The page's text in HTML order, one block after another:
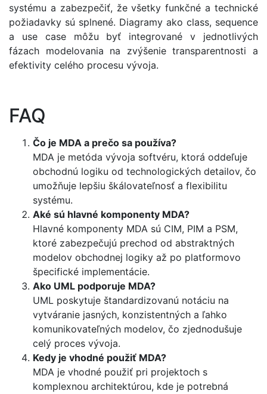
systému a zabezpečiť, že všetky funkčné a technické
požiadavky sú splnené. Diagramy ako class, sequence
a use case môžu byť integrované v jednotlivých
fázach modelovania na zvýšenie transparentnosti a
efektivity celého procesu vývoja.
FAQ
Čo je MDA a prečo sa používa?
MDA je metóda vývoja softvéru, ktorá oddeľuje
obchodnú logiku od technologických detailov, čo
umožňuje lepšiu škálovateľnosť a flexibilitu
systému.
Aké sú hlavné komponenty MDA?
Hlavné komponenty MDA sú CIM, PIM a PSM,
ktoré zabezpečujú prechod od abstraktných
modelov obchodnej logiky až po platformovo
špecifické implementácie.
Ako UML podporuje MDA?
UML poskytuje štandardizovanú notáciu na
vytváranie jasných, konzistentných a ľahko
komunikovateľných modelov, čo zjednodušuje
celý proces vývoja.
Kedy je vhodné použiť MDA?
MDA je vhodné použiť pri projektoch s
komplexnou architektúrou, kde je potrebná